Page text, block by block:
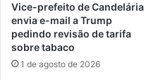
Vice-prefeito de Candelária
envia e-mail a Trump
pedindo revisão de tarifa
sobre tabaco
1 de agosto de 2026